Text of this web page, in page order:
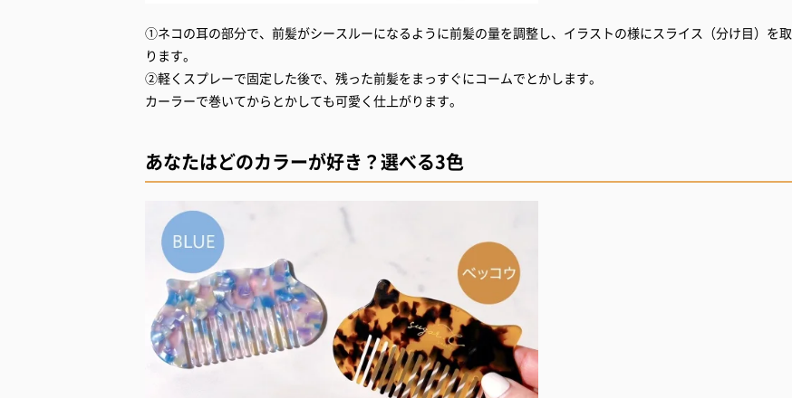
①ネコの耳の部分で、前髪がシースルーになるように前髪の量を調整し、イラストの様にスライス（分け目）を取
ります。
②軽くスプレーで固定した後で、残った前髪をまっすぐにコームでとかします。
カーラーで巻いてからとかしても可愛く仕上がります。
あなたはどのカラーが好き？選べる3色